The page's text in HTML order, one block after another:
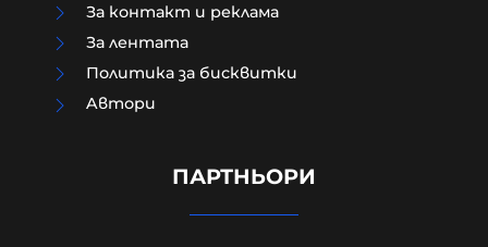
Георги бил сирак, мечтаел за деца
За контакт и реклама
За лентата
Политика за бисквитки
Aвтори
ПАРТНЬОРИ